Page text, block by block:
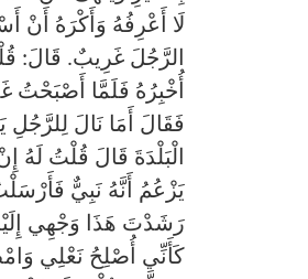
لَا أَعْرِفُهُ وَأَكْرَهُ
الرَّجُلَ غَرِيبٌ. قَالَ:
أُخْبِرُهُ فَلَمَّا أَصْبَحْتُ
فَقَالَ أَمَا نَالَ
الْبَلْدَةَ قَالَ قُلْتُ لَهُ
يَزْعُمُ أَنَّهُ نَبِيٌّ
رَشَدْتَ هَذَا وَجْهِي
كَأَنِّي أُصْلِحُ نَعْلِي